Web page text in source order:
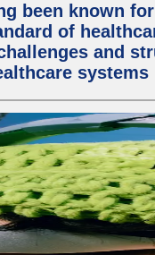
been known
of
and